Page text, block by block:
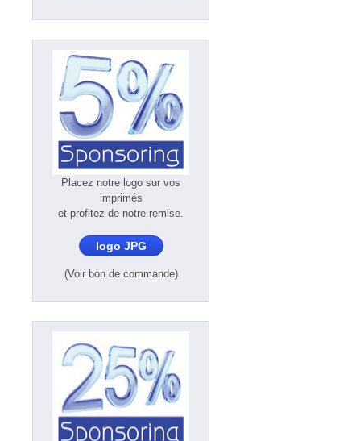
Placez notre logo sur vos
imprimés
et profitez de notre remise.
logo JPG
(Voir bon de commande)